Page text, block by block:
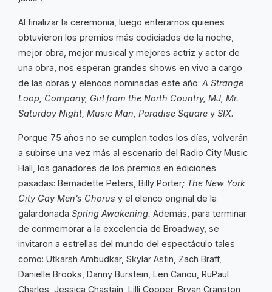
Al finalizar la ceremonia, luego enterarnos quienes
obtuvieron los premios más codiciados de la noche,
mejor obra, mejor musical y mejores actriz y actor de
una obra, nos esperan grandes shows en vivo a cargo
de las obras y elencos nominadas este año: A Strange
Loop, Company, Girl from the North Country, MJ, Mr.
Saturday Night, Music Man, Paradise Square y SIX.
Porque 75 años no se cumplen todos los días, volverán
a subirse una vez más al escenario del Radio City Music
Hall, los ganadores de los premios en ediciones
pasadas: Bernadette Peters, Billy Porter; The New York
City Gay Men’s Chorus y el elenco original de la
galardonada Spring Awakening. Además, para terminar
de conmemorar a la excelencia de Broadway, se
invitaron a estrellas del mundo del espectáculo tales
como: Utkarsh Ambudkar, Skylar Astin, Zach Braff,
Danielle Brooks, Danny Burstein, Len Cariou, RuPaul
Charles, Jessica Chastain, Lilli Cooper, Bryan Cranston,